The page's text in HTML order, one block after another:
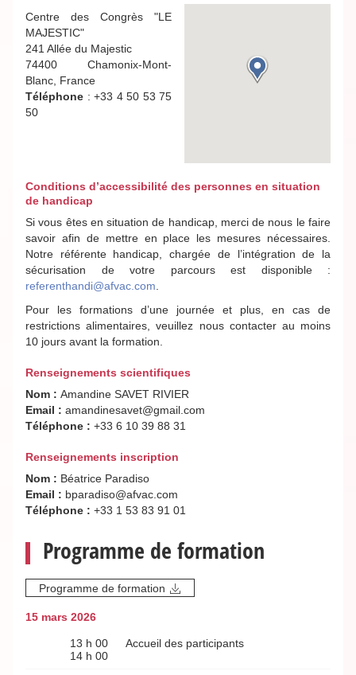
Centre des Congrès "LE
MAJESTIC"
241 Allée du Majestic
74400 Chamonix-Mont-
Blanc, France
Téléphone : +33 4 50 53 75
50
Conditions d’accessibilité des personnes en situation
de handicap
Si vous êtes en situation de handicap, merci de nous le faire
savoir afin de mettre en place les mesures nécessaires.
Notre référente handicap, chargée de l’intégration de la
sécurisation de votre parcours est disponible :
referenthandi@afvac.com
Pour les formations d’une journée et plus, en cas de
restrictions alimentaires, veuillez nous contacter au moins
10 jours avant la formation.
Renseignements scientifiques
Nom : Amandine SAVET RIVIER
Email : amandinesavet@gmail.com
Téléphone : +33 6 10 39 88 31
Renseignements inscription
Nom : Béatrice Paradiso
Email : bparadiso@afvac.com
Téléphone : +33 1 53 83 91 01
Programme de formation
Programme de formation
15 mars 2026
13 h 00
14 h 00
Accueil des participants